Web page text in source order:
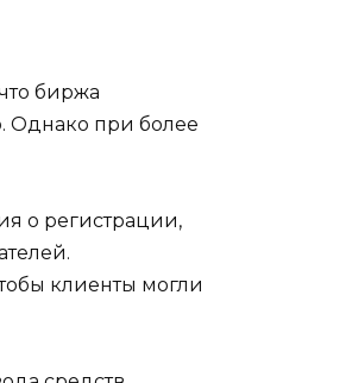
биржа
Однако при более
о регистрации,
клиенты могли